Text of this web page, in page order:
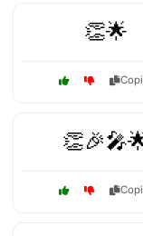
👏🌟